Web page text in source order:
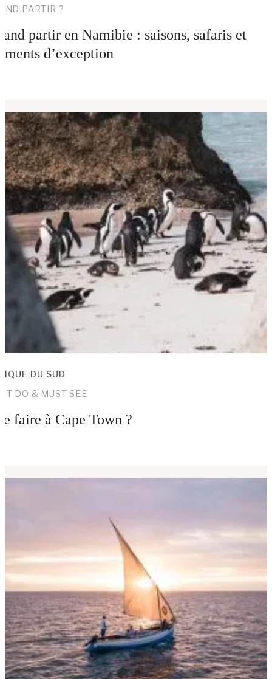
PARTIR ?
partir en Namibie : saisons, safaris et
d’exception
DU SUD
DO & MUST SEE
faire à Cape Town ?